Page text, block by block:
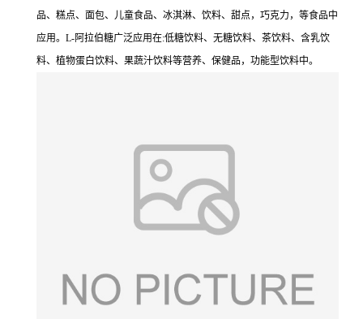
品、糕点、面包、儿童食品、冰淇淋、饮料、甜点，巧克力，等食品中
应用。L-阿拉伯糖广泛应用在:低糖饮料、无糖饮料、茶饮料、含乳饮
料、植物蛋白饮料、果蔬汁饮料等营养、保健品，功能型饮料中。